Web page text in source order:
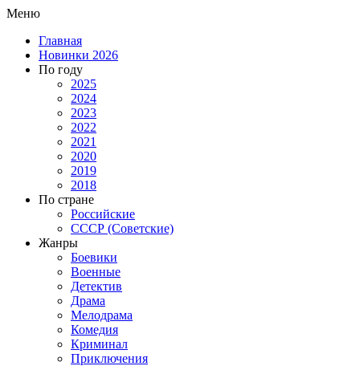
Меню
Главная
Новинки 2026
По году
2025
2024
2023
2022
2021
2020
2019
2018
По стране
Российские
СССР (Советские)
Жанры
Боевики
Военные
Детектив
Драма
Мелодрама
Комедия
Криминал
Приключения